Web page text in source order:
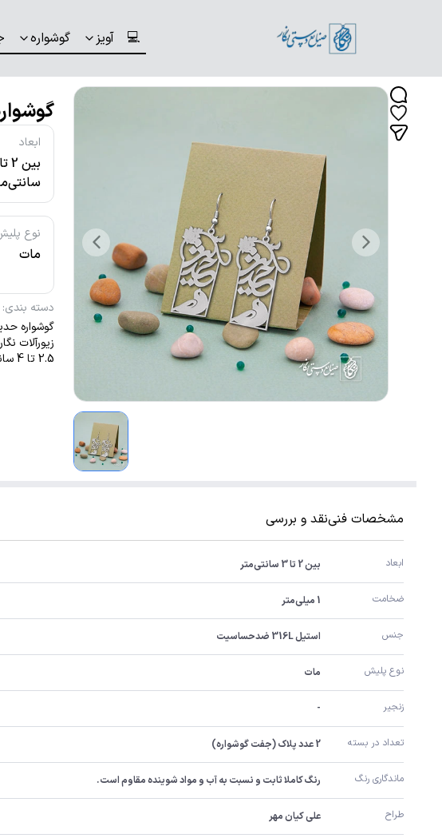
💻 آویز گوشواره
ابعاد
نوع
مات
دسته بندی:
2.5 تا 4 سانتیمتر نسبت به سفارش مشتری قابل ساخت است.
مشخصات فنینقد و بررسی
ابعاد بین 2 تا 3 سانتی‌متر
ضخامت 1 میلی‌متر
جنس استیل 316L ضدحساسیت
نوع پلیش مات
زنجیر -
تعداد در بسته 2 عدد پلاک (جفت گوشواره)
ماندگاری رنگ رنگ کاملا ثابت و نسبت به آب و مواد شوینده مقاوم است.
طراح علی کیان مهر